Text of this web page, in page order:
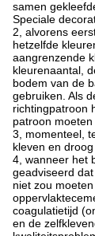
samen
Speciale
2, alvorens
hetzelfde
aangrenzende
kleurenaantal,
bodem van de
gebruiken. Als
richtingpatroon
patroon
3, momenteel,
kleven en
4, wanneer het
geadviseerd
niet zou
coagulatietijd
en de